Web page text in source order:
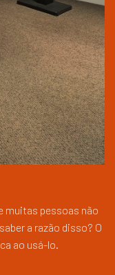
muitas pessoas não
a razão disso? O
ao usá-lo.